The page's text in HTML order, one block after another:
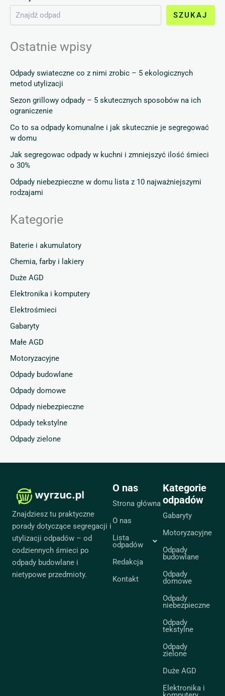
SZUKAJ
Ostatnie wpisy
Odpady swiateczne co z nimi zrobic – 5 ekologicznych
metod utylizacji
Sezon grillowy odpady – 5 skutecznych sposobów na ich
ograniczenie
Co to sa odpady komunalne i jak skutecznie je segregować
w domu
Jak segregowac odpady w kuchni i zmniejszyć ilość śmieci
o 30%
Odpady niebezpieczne w domu lista z 10 najważniejszymi
rodzajami
Kategorie
Baterie i akumulatory
Chemia, farby i lakiery
Duże AGD
Elektronika i komputery
Elektrośmieci
Gabaryty
Małe AGD
Motoryzacyjne
Odpady budowlane
Odpady domowe
Odpady niebezpieczne
Odpady tekstylne
Odpady zielone
Znajdziesz tu praktyczne
porady dotyczące segregacji i
utylizacji odpadów – od
codziennych śmieci po
odpady budowlane i
nietypowe przedmioty.
O nas
Strona główna
O nas
Lista
odpadów
Redakcja
Kontakt
Kategorie
odpadów
Gabaryty
Motoryzacyjne
Odpady
budowlane
Odpady
domowe
Odpady
niebezpieczne
Odpady
tekstylne
Odpady
zielone
Duże AGD
Elektronika i